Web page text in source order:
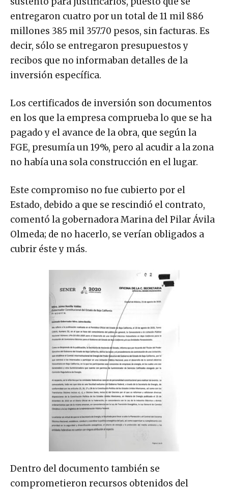
entregaron cuatro por un total de 11 mil 886
millones 385 mil 357.70 pesos, sin facturas. Es
decir, sólo se entregaron presupuestos y
recibos que no informaban detalles de la
inversión específica.
Los certificados de inversión son documentos
en los que la empresa comprueba lo que se ha
pagado y el avance de la obra, que según la
FGE, presumía un 19%, pero al acudir a la zona
no había una sola construcción en el lugar.
Este compromiso no fue cubierto por el
Estado, debido a que se rescindió el contrato,
comentó la gobernadora Marina del Pilar Ávila
Olmeda; de no hacerlo, se verían obligados a
cubrir éste y más.
Dentro del documento también se
comprometieron recursos obtenidos del